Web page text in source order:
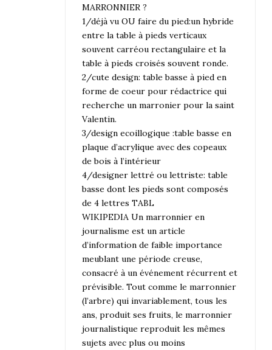
MARRONNIER ?
1/déjà vu OU faire du pied:un hybride
entre la table à pieds verticaux
souvent carréou rectangulaire et la
table à pieds croisés souvent ronde.
2/cute design: table basse à pied en
forme de coeur pour rédactrice qui
recherche un marronier pour la saint
Valentin.
3/design ecoillogique :table basse en
plaque d’acrylique avec des copeaux
de bois à l’intérieur
4/designer lettré ou lettriste: table
basse dont les pieds sont composés
de 4 lettres TABL
WIKIPEDIA Un marronnier en
journalisme est un article
d’information de faible importance
meublant une période creuse,
consacré à un événement récurrent et
prévisible. Tout comme le marronnier
(l’arbre) qui invariablement, tous les
ans, produit ses fruits, le marronnier
journalistique reproduit les mêmes
sujets avec plus ou moins